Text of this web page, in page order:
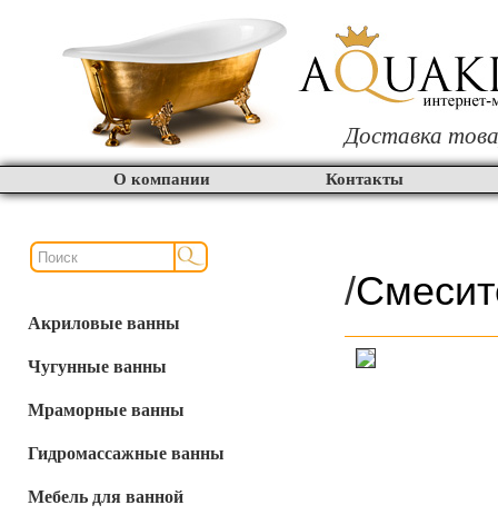
Доставка
О компании Контакты
Акриловые ванны
Чугунные ванны
Мраморные ванны
Гидромассажные ванны
Мебель для ванной
/